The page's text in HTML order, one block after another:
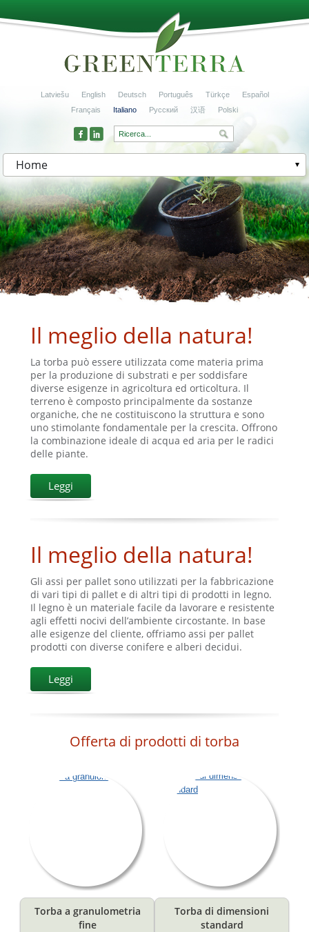
Latviešu English Deutsch Português Türkçe
Español
Français
Italiano Русский 汉语 Polski
Home
Il meglio della natura!
La torba può essere utilizzata come materia prima
per la produzione di substrati e per soddisfare
diverse esigenze in agricoltura ed orticoltura. Il
terreno è composto principalmente da sostanze
organiche, che ne costituiscono la struttura e sono
uno stimolante fondamentale per la crescita. Offrono
la combinazione ideale di acqua ed aria per le radici
delle piante.
Leggi
Il meglio della natura!
Gli assi per pallet sono utilizzati per la fabbricazione
di vari tipi di pallet e di altri tipi di prodotti in legno.
Il legno è un materiale facile da lavorare e resistente
agli effetti nocivi dell’ambiente circostante. In base
alle esigenze del cliente, offriamo assi per pallet
prodotti con diverse conifere e alberi decidui.
Leggi
Offerta di prodotti di torba
Torba a granulometria
fine
Torba di dimensioni
standard